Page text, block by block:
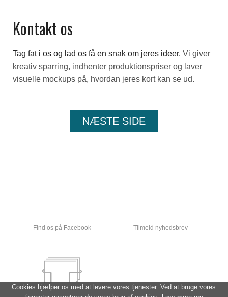
Cookies hjælper os med at levere vores tjenester. Ved at bruge vores
Kontakt os
Tag fat i os og lad os få en snak om jeres ideer. Vi giver
kreativ sparring, indhenter produktionspriser og laver
visuelle mockups på, hvordan jeres kort kan se ud.
NÆSTE SIDE
Find os på Facebook Tilmeld nyhedsbrev